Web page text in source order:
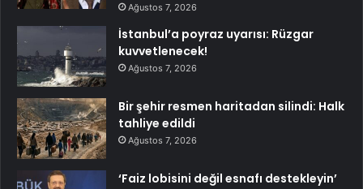
Ağustos 7, 2026
İstanbul’a poyraz uyarısı: Rüzgar
kuvvetlenecek!
Ağustos 7, 2026
Bir şehir resmen haritadan silindi: Halk
tahliye edildi
Ağustos 7, 2026
‘Faiz lobisini değil esnafı destekleyin’